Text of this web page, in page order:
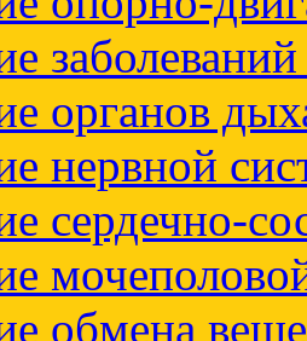
органов
нервной
сердечно-
обмена